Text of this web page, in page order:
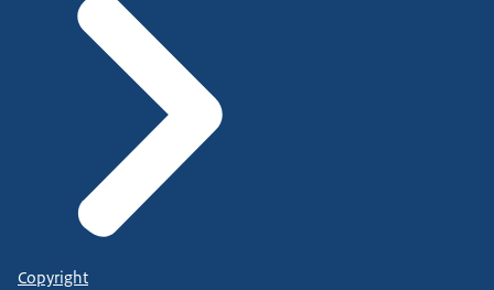
Copyright